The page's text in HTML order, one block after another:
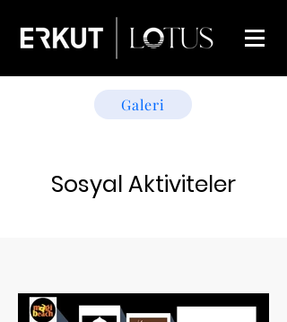
Galeri
Sosyal Aktiviteler